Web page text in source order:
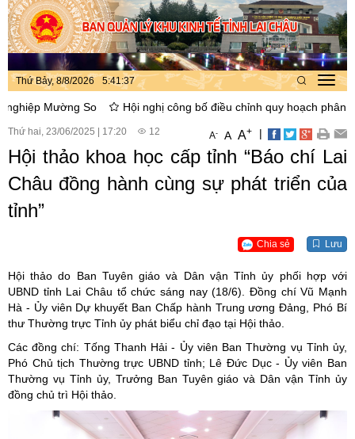
Thứ Bảy, 8/8/2026 5:41:38
So Hội nghị công bố điều chỉnh quy hoạch phân khu xây
Thứ hai, 23/06/2025 17:20 12 A- A A+ |
Hội thảo khoa học cấp tỉnh “Báo chí Lai
Châu đồng hành cùng sự phát triển của
tỉnh”
Chia sẻ Lưu
Hội thảo do Ban Tuyên giáo và Dân vận Tỉnh ủy phối hợp với
UBND tỉnh Lai Châu tổ chức sáng nay (18/6). Đồng chí Vũ Mạnh
Hà - Ủy viên Dự khuyết Ban Chấp hành Trung ương Đảng, Phó Bí
thư Thường trực Tỉnh ủy phát biểu chỉ đạo tại Hội thảo.
Các đồng chí: Tống Thanh Hải - Ủy viên Ban Thường vụ Tỉnh ủy,
Phó Chủ tịch Thường trực UBND tỉnh; Lê Đức Dục - Ủy viên Ban
Thường vụ Tỉnh ủy, Trưởng Ban Tuyên giáo và Dân vận Tỉnh ủy
đồng chủ trì Hội thảo.